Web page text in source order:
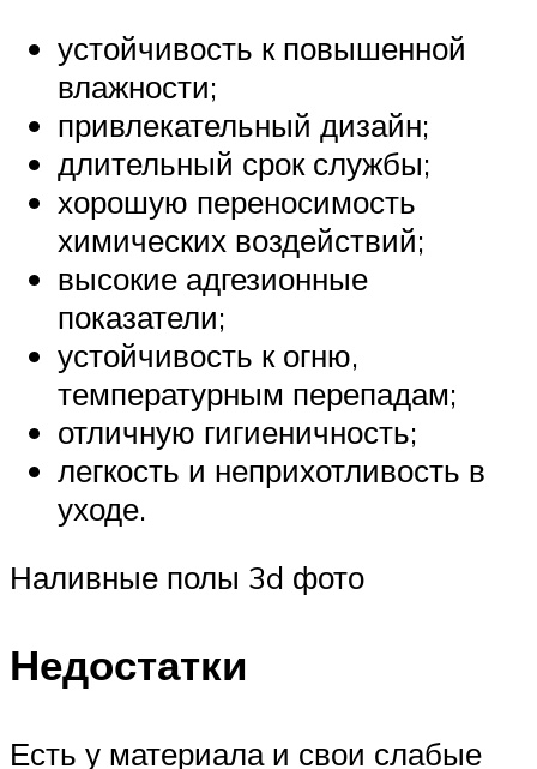
устойчивость к повышенной
влажности;
привлекательный дизайн;
длительный срок службы;
хорошую переносимость
химических воздействий;
высокие адгезионные
показатели;
устойчивость к огню,
температурным перепадам;
отличную гигиеничность;
легкость и неприхотливость в
уходе.
Наливные полы 3d фото
Недостатки
Есть у материала и свои слабые